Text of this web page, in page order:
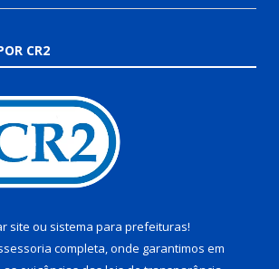
CR2
site ou sistema para prefeituras!
completa, onde garantimos em